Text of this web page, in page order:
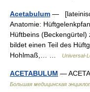
Acetabulum —
Anatomie:
Hüftbeins
bildet einen Teil des
Hohlmaß,… …
Universal-
ACETABULUM —
Большая медицинская